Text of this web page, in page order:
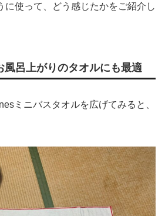
に使って、どう感じたかをご紹介し
風呂上がりのタオルにも最適
ミニバスタオルを広げてみると、